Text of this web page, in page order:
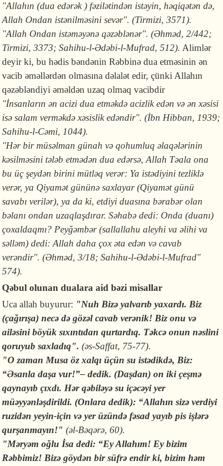
"Allahın (dua edərək ) fəzilətindən istəyin, həqiqətən də,
Allah Ondan istənilməsini sevər". (Tirmizi, 3571).
"Allah Ondan istəməyənə qəzəblənər". (Əhməd, 2/442;
Tirmizi, 3373; Sahihu-l-Ədəbi-l-Mufrad, 512). Alimlər
deyir ki, bu hədis bəndənin Rəbbinə dua etməsinin ən
vacib əməllərdən olmasına dəlalət edir, çünki Allahın
qəzəbləndiyi əməldən uzaq olmaq vacibdir
"İnsanların ən acizi dua etməkdə acizlik edən və ən xəsisi
isə salam verməkdə xəsislik edəndir". (İbn Hibban, 1939;
Sahihu-l-Cəmi, 1044).
"Hər bir müsəlman günah və qohumluq əlaqələrinin
kəsilməsini tələb etmədən dua edərsə, Allah Təala ona
bu üç şeydən birini mütləq verər: Ya istədiyini tezliklə
verər, ya Qiyamət gününə saxlayar (Qiyamət günü
savabı verilər), ya da ki, etdiyi duasına bərabər olan
bəlanı ondan uzaqlaşdırar. Səhabə dedi: Onda (duanı)
çoxaldaqmı? Peyğəmbər (sallallahu aleyhi va əlihi va
səlləm) dedi: Allah daha çox əta edən və cavab
verəndir". (Əhməd, 3/18; Sahihu-l-Ədəbi-l-Mufrad"
574).
Qəbul olunan dualara aid bəzi misallar
Uca allah buyurur: "Nuh Bizə yalvarıb yaxardı. Biz
(çağırışa) necə də gözəl cavab verənik! Biz onu və
ailəsini böyük sıxıntıdan qurtardıq. Təkcə onun nəslini
qoruyub saxladıq".(əs-Saffat, 75-77).
"O zaman Musa öz xalqı üçün su istədikdə, Biz:
“Əsanla daşa vur!”– dedik. (Daşdan) on iki çeşmə
qaynayıb çıxdı. Hər qəbiləyə su içəcəyi yer
müəyyənləşdirildi. (Onlara dedik): “Allahın sizə verdiyi
ruzidən yeyin-için və yer üzündə fəsad yayıb pis işlərə
qurşanmayın!"(əl-Bəqərə, 60).
"Məryəm oğlu İsa dedi: “Ey Allahım! Ey bizim
Rəbbimiz! Bizə göydən bir süfrə endir ki, bizim həm